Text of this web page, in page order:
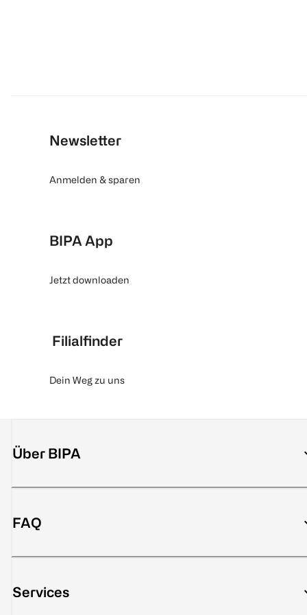
Newsletter
Anmelden & sparen
BIPA App
Jetzt downloaden
Filialfinder
Dein Weg zu uns
Über BIPA
FAQ
Services